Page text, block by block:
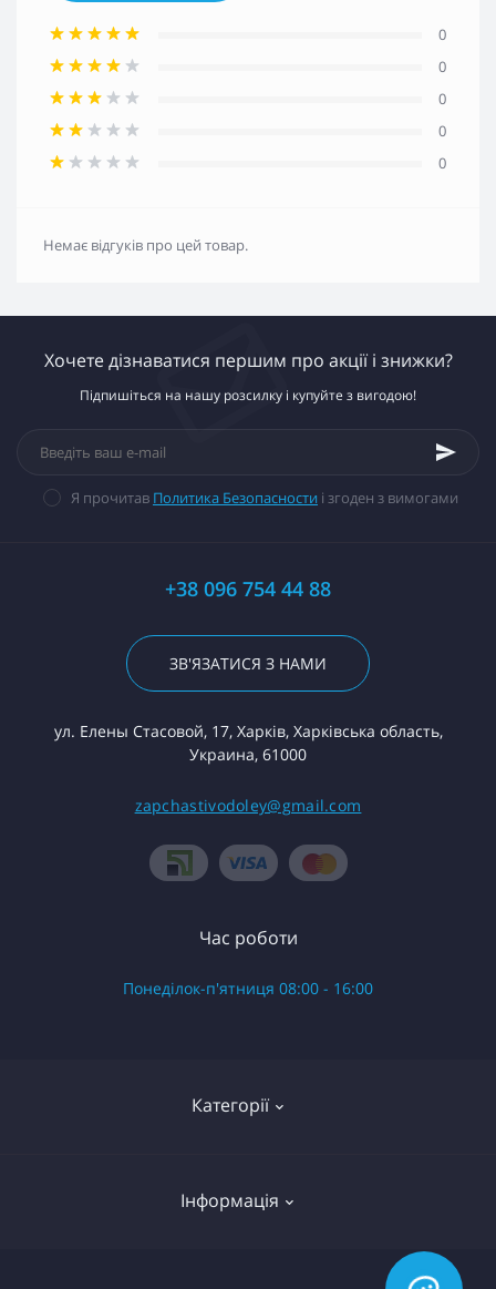
0
0
0
0
0
Немає відгуків про цей товар.
Хочете дізнаватися першим про акції і знижки?
Підпишіться на нашу розсилку і купуйте з вигодою!
Я прочитав Политика Безопасности і згоден з вимогами
+38 096 754 44 88
ЗВ'ЯЗАТИСЯ З НАМИ
ул. Елены Стасовой, 17, Харків, Харківська область,
Украина, 61000
zapchastivodoley@gmail.com
Категорії
Готові вироби в зборі
Запчастини до насоса Водолій БЦПЭ 0.3 серій
Інформація
Час роботи
Понеділок-п'ятниця 08:00 - 16:00